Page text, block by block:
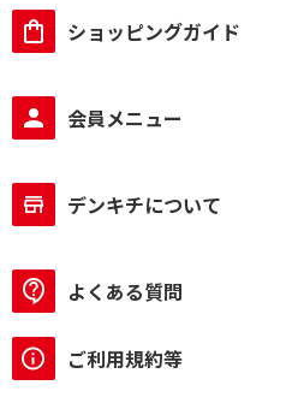
ショッピングガイド
会員メニュー
デンキチについて
よくある質問
ご利用規約等